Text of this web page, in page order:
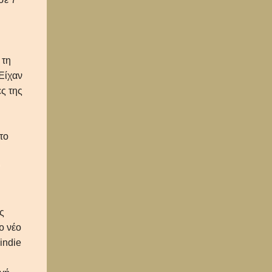
της
νέο
indie